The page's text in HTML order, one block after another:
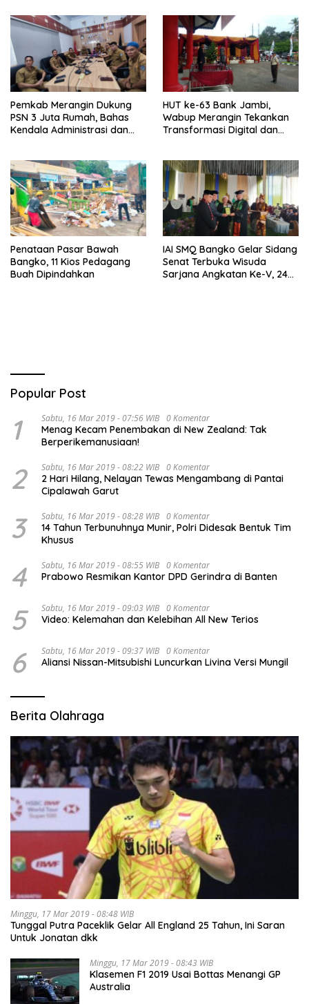
Pemkab Merangin Dukung
PSN 3 Juta Rumah, Bahas
Kendala Administrasi dan
HUT ke-63 Bank Jambi,
Wabup Merangin Tekankan
Transformasi Digital dan
Penataan Pasar Bawah
Bangko, 11 Kios Pedagang
Buah Dipindahkan
IAI SMQ Bangko Gelar Sidang
Senat Terbuka Wisuda
Sarjana Angkatan Ke-V, 243
Popular Post
1 Sabtu, 16 Mar 2019 - 07:56 WIB 0 Komentar
Menag Kecam Penembakan di New Zealand: Tak
Berperikemanusiaan!
2 Sabtu, 16 Mar 2019 - 08:22 WIB 0 Komentar
2 Hari Hilang, Nelayan Tewas Mengambang di Pantai
Cipalawah Garut
3 Sabtu, 16 Mar 2019 - 08:28 WIB 0 Komentar
14 Tahun Terbunuhnya Munir, Polri Didesak Bentuk Tim
Khusus
4 Sabtu, 16 Mar 2019 - 08:55 WIB 0 Komentar
Prabowo Resmikan Kantor DPD Gerindra di Banten
5 Sabtu, 16 Mar 2019 - 09:03 WIB 0 Komentar
Video: Kelemahan dan Kelebihan All New Terios
6 Sabtu, 16 Mar 2019 - 09:37 WIB 0 Komentar
Aliansi Nissan-Mitsubishi Luncurkan Livina Versi Mungil
Berita Olahraga
Minggu, 17 Mar 2019 - 08:48 WIB
Tunggal Putra Paceklik Gelar All England 25 Tahun, Ini Saran
Untuk Jonatan dkk
Minggu, 17 Mar 2019 - 08:43 WIB
Klasemen F1 2019 Usai Bottas Menangi GP
Australia